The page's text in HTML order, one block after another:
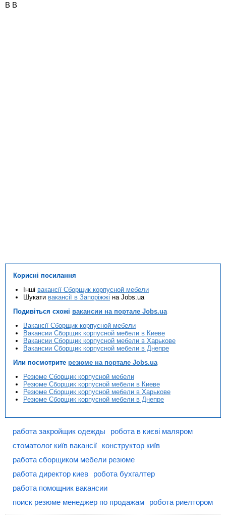
В В
Корисні посилання
Інші вакансії Сборщик корпусной мебели
Шукати вакансії в Запоріжжі на Jobs.ua
Подивіться схожі вакансии на портале Jobs.ua
Вакансії Сборщик корпусной мебели
Вакансии Сборщик корпусной мебели в Киеве
Вакансии Сборщик корпусной мебели в Харькове
Вакансии Сборщик корпусной мебели в Днепре
Или посмотрите резюме на портале Jobs.ua
Резюме Сборщик корпусной мебели
Резюме Сборщик корпусной мебели в Киеве
Резюме Сборщик корпусной мебели в Харькове
Резюме Сборщик корпусной мебели в Днепре
работа закройщик одежды
робота в києві маляром
стоматолог київ вакансії
конструктор київ
работа сборщиком мебели резюме
работа директор киев
робота бухгалтер
работа помощник вакансии
поиск резюме менеджер по продажам
робота риелтором